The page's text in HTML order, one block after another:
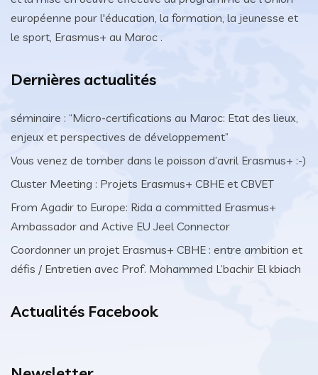
européenne pour l'éducation, la formation, la jeunesse et
le sport, Erasmus+ au Maroc .
Dernières actualités
séminaire : “Micro-certifications au Maroc: Etat des lieux,
enjeux et perspectives de développement”
Vous venez de tomber dans le poisson d’avril Erasmus+ :-)
Cluster Meeting : Projets Erasmus+ CBHE et CBVET
From Agadir to Europe: Rida a committed Erasmus+
Ambassador and Active EU Jeel Connector
Coordonner un projet Erasmus+ CBHE : entre ambition et
défis / Entretien avec Prof. Mohammed L’bachir El kbiach
Actualités Facebook